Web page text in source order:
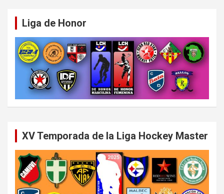
Liga de Honor
XV Temporada de la Liga Hockey Master